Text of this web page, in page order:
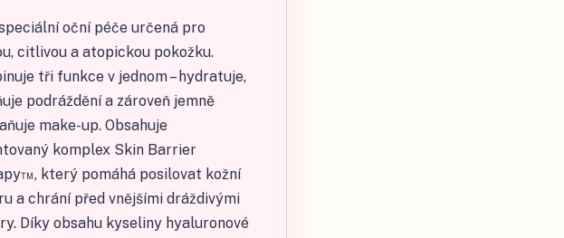
oční péče určená pro
citlivou a atopickou pokožku.
tři funkce v jednom – hydratuje,
podráždění a zároveň jemně
make-up. Obsahuje
komplex Skin Barrier
který pomáhá posilovat kožní
a chrání před vnějšími dráždivými
Díky obsahu kyseliny hyaluronové